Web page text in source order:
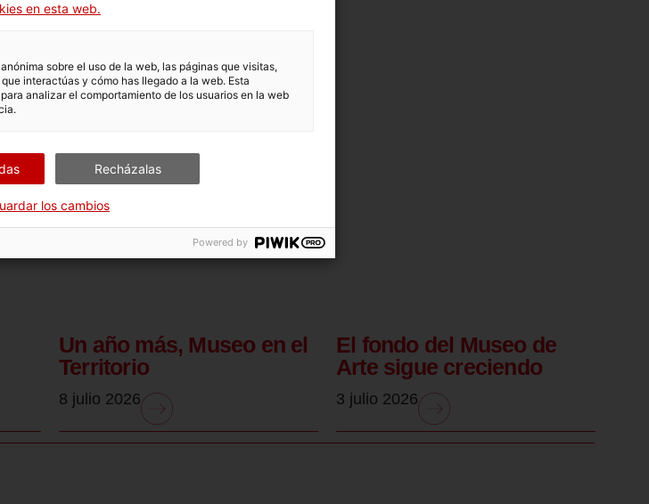
Un año más, Museo en el
Territorio
8 julio 2026
El fondo del Museo de
Arte sigue creciendo
3 julio 2026
en esta web.
sobre el uso de la web, las páginas que visitas,
interactúas y cómo has llegado a la web. Esta
analizar el comportamiento de los usuarios en la web
Recházalas
los cambios
Powered by